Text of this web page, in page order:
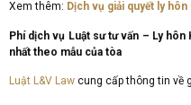
Xem thêm: Dịch vụ giải quyết ly
Phí dịch vụ Luật sư tư vấn – Ly
nhất theo mẫu của tòa
Luật L&V Law cung cấp thông tin về